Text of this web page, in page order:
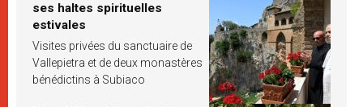
ses haltes spirituelles
estivales
Visites privées du sanctuaire de
Vallepietra et de deux monastères
bénédictins à Subiaco